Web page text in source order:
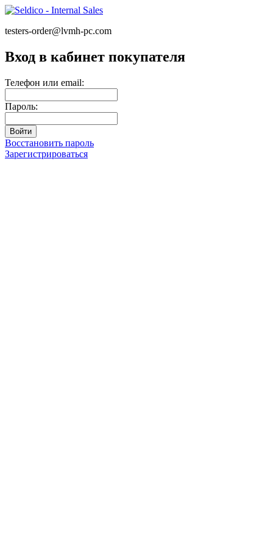
testers-order@lvmh-pc.com
Вход в кабинет покупателя
Телефон или email:
Пароль:
Восстановить пароль
Зарегистрироваться